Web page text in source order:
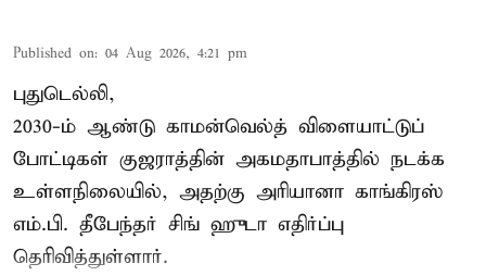
Published on: 04 Aug 2026, 4:21 pm
புதுடெல்லி,
2030-ம் ஆண்டு காமன்வெல்த் விளையாட்டுப்
போட்டிகள் குஜராத்தின் அகமதாபாத்தில் நடக்க
உள்ளநிலையில், அதற்கு அரியானா காங்கிரஸ்
எம்.பி. தீபேந்தர் சிங் ஹுடா எதிர்ப்பு
தெரிவித்துள்ளார்.